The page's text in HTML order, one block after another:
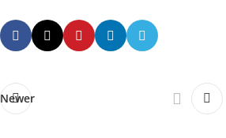
Newer